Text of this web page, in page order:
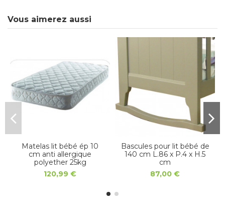
Vous aimerez aussi
Matelas lit bébé ép 10
cm anti allergique
polyether 25kg
120,99 €
Bascules pour lit bébé de
140 cm L.86 x P.4 x H.5
cm
87,00 €